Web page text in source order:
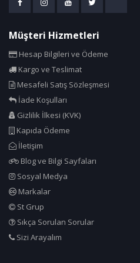
Corelli
Crops
Cst
Cube Bikes
Dahon
Deda
Deeppower
Delta
Dok Sport Sense
DT
DT Swiss
Müşteri Hizmetleri
Hesap Bilgileri ve Ödeme
Kargo ve Teslimat
Mesafeli Satış Sözleşmesi
İade Koşulları
Gizlilik İlkesi (KVK)
Kapıda Ödeme
İletişim
Blog ve Bilgi Sayfaları
Sosyal Medya
Markalar
St Grup
Sıkça Sorulan Sorular
Sizi Arayalım